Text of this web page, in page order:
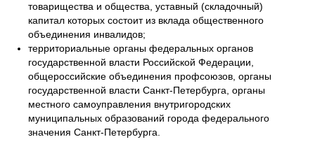
товарищества и общества, уставный (складочный)
капитал которых состоит из вклада общественного
объединения инвалидов;
территориальные органы федеральных органов
государственной власти Российской Федерации,
общероссийские объединения профсоюзов, органы
государственной власти Санкт-Петербурга, органы
местного самоуправления внутригородских
муниципальных образований города федерального
значения Санкт-Петербурга.